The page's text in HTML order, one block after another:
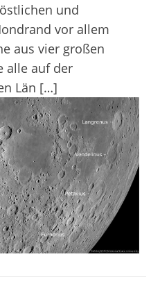
und
vor allem
aus vier großen
alle auf der
Län […]